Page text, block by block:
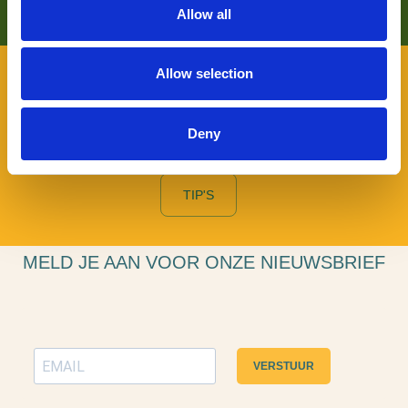
Allow all
Allow selection
Deny
VOOR BEZOEKERS
Benieuwd naar wat er allemaal te beleven valt in De
Langstraat en wil je daarover graag persoonlijk advies? Je
TIP'S
MELD JE AAN VOOR ONZE NIEUWSBRIEF
VERSTUUR